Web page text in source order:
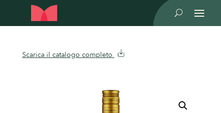
U
Scarica il catalogo completo